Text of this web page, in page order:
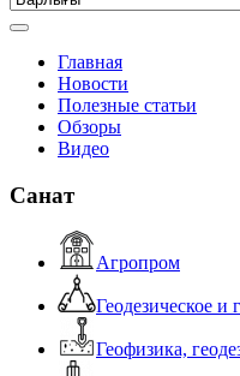
Главная
Новости
Полезные статьи
Обзоры
Видео
Санат
Агропром
Геодезическое и
Геофизика,